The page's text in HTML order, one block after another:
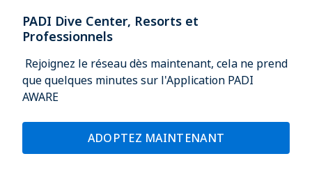
PADI Dive Center, Resorts et
Professionnels
Rejoignez le réseau dès maintenant, cela ne prend
que quelques minutes sur l'Application PADI
AWARE​
ADOPTEZ MAINTENANT